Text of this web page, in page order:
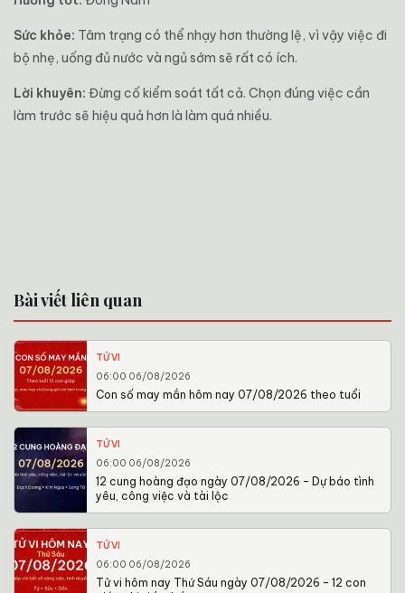
Sức khỏe: Tâm trạng có thể nhạy hơn thường lệ, vì vậy việc đi
bộ nhẹ, uống đủ nước và ngủ sớm sẽ rất có ích.
Lời khuyên: Đừng cố kiểm soát tất cả. Chọn đúng việc cần
làm trước sẽ hiệu quả hơn là làm quá nhiều.
Bài viết liên quan
TỬ VI
06:00 06/08/2026
Con số may mắn hôm nay 07/08/2026 theo tuổi
TỬ VI
06:00 06/08/2026
12 cung hoàng đạo ngày 07/08/2026 – Dự báo tình
yêu, công việc và tài lộc
TỬ VI
06:00 06/08/2026
Tử vi hôm nay Thứ Sáu ngày 07/08/2026 – 12 con